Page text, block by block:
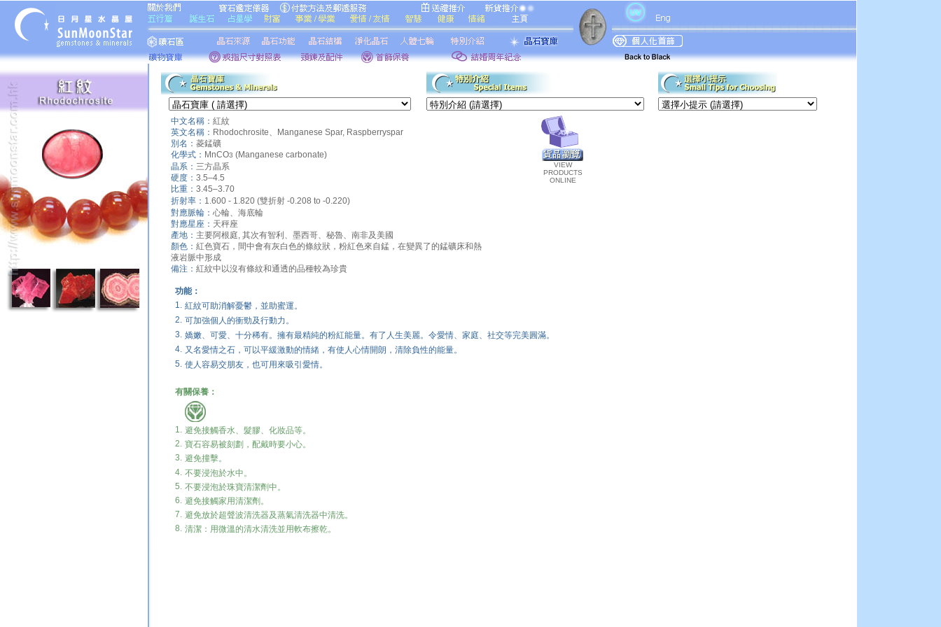
中文名稱： 紅紋
英文名稱： Rhodochrosite、Manganese Spar, Raspberryspar
別名： 菱錳礦
化學式： MnCO3 (Manganese carbonate)
晶系： 三方晶系
硬度： 3.5–4.5
比重： 3.45–3.70
折射率： 1.600 - 1.820 (雙折射 -0.208 to -0.220)
對應脈輪： 心輪、海底輪
對應星座： 天秤座
產地： 主要阿根庭, 其次有智利、墨西哥、秘魯、南非及美國
顏色： 紅色寶石，間中會有灰白色的條紋狀，粉紅色來自錳，在變異了的錳礦床和熱
液岩脈中形成
備注： 紅紋中以沒有條紋和通透的品種較為珍貴
VIEW
PRODUCTS
ONLINE
功能：
1. 紅紋可助消解憂鬱，並助蜜運。
2. 可加強個人的衝勁及行動力。
3. 嬌嫩、可愛、十分稀有。擁有最精純的粉紅能量。有了人生美麗。令愛情、家庭、社交等完美圓滿。
4. 又名愛情之石，可以平緩激動的情緒，有使人心情開朗，清除負性的能量。
5. 使人容易交朋友，也可用來吸引愛情。
有關保養：
1. 避免接觸香水、髮膠、化妝品等。
2. 寶石容易被刻劃，配戴時要小心。
3. 避免撞擊。
4. 不要浸泡於水中。
5. 不要浸泡於珠寶清潔劑中。
6. 避免接觸家用清潔劑。
7. 避免放於超聲波清洗器及蒸氣清洗器中清洗。
8. 清潔：用微溫的清水清洗並用軟布擦乾。